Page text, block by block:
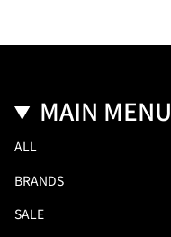
MAIN MENU
ALL
BRANDS
SALE